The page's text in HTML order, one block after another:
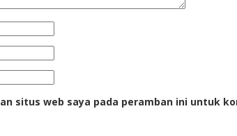
situs web saya pada peramban ini untuk